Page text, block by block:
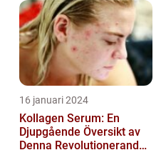
16 januari 2024
Kollagen Serum: En
Djupgående Översikt av
Denna Revolutionerande